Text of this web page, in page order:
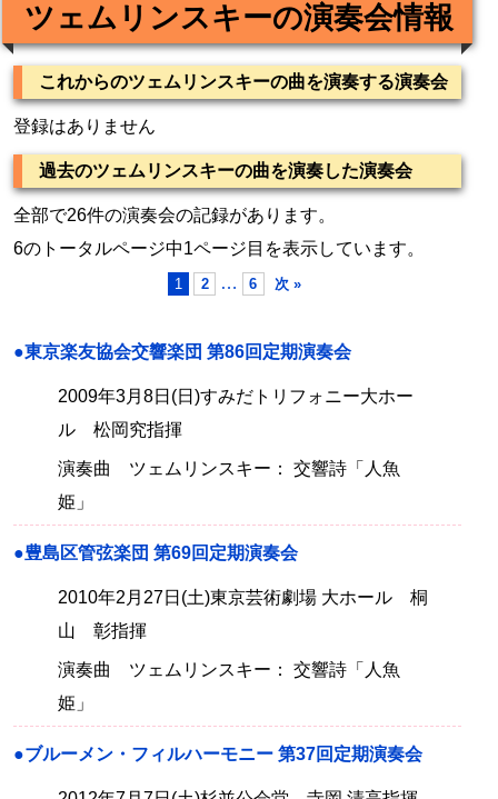
ツェムリンスキーの演奏会情報
これからのツェムリンスキーの曲を演奏する演奏会
登録はありません
過去のツェムリンスキーの曲を演奏した演奏会
全部で26件の演奏会の記録があります。
6のトータルページ中1ページ目を表示しています。
1 2 … 6 次 »
●東京楽友協会交響楽団 第86回定期演奏会
2009年3月8日(日)すみだトリフォニー大ホー
ル 松岡究指揮
演奏曲 ツェムリンスキー： 交響詩「人魚
姫」
●豊島区管弦楽団 第69回定期演奏会
2010年2月27日(土)東京芸術劇場 大ホール 桐
山 彰指揮
演奏曲 ツェムリンスキー： 交響詩「人魚
姫」
●ブルーメン・フィルハーモニー 第37回定期演奏会